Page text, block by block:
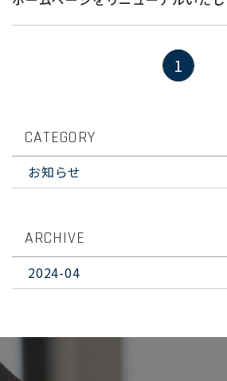
1
CATEGORY
お知らせ
ARCHIVE
2024-04